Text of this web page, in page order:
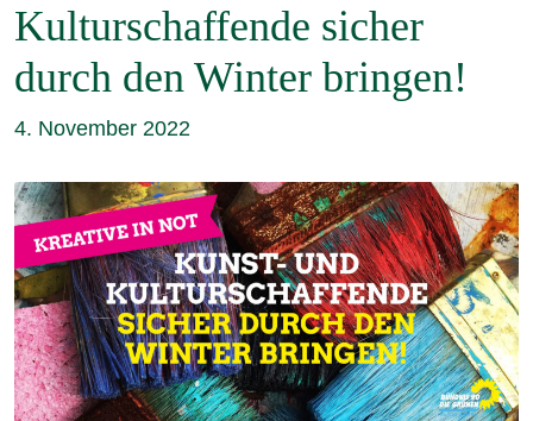
Kulturschaffende sicher
durch den Winter bringen!
4. November 2022